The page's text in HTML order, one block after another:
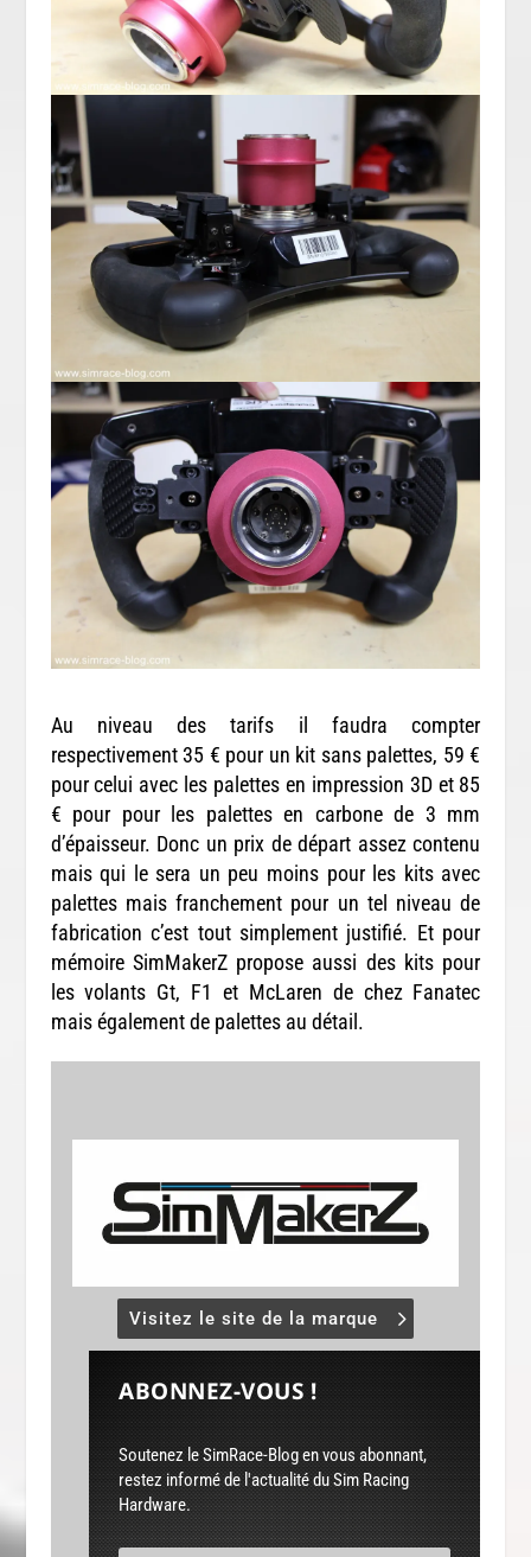
Au niveau des tarifs il faudra compter
respectivement 35 € pour un kit sans palettes, 59 €
pour celui avec les palettes en impression 3D et 85
€ pour pour les palettes en carbone de 3 mm
d’épaisseur. Donc un prix de départ assez contenu
mais qui le sera un peu moins pour les kits avec
palettes mais franchement pour un tel niveau de
fabrication c’est tout simplement justifié. Et pour
mémoire SimMakerZ propose aussi des kits pour
les volants Gt, F1 et McLaren de chez Fanatec
mais également de palettes au détail.
Visitez le site de la marque
ABONNEZ-VOUS !
Soutenez le SimRace-Blog en vous abonnant,
restez informé de l'actualité du Sim Racing
Hardware.